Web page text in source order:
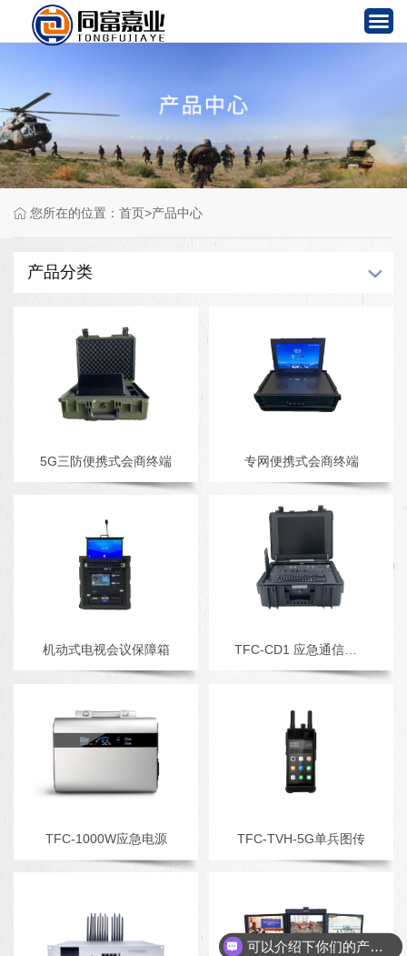
产品中心
解决方案
关于我们
联系我们
您所在的位置： 首页>产品中心
产品分类
5G三防便携式会商终端 专网便携式会商终端
机动式电视会议保障箱 TFC-CD1 应急通信指挥箱
TFC-1000W应急电源 TFC-TVH-5G单兵图传
可以介绍下你们的产品么